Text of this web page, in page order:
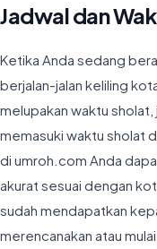
Jadwal dan
Ketika Anda sedang
berjalan-jalan keliling
melupakan waktu sholat,
memasuki waktu sholat
di umroh.com Anda
akurat sesuai dengan
sudah mendapatkan
merencanakan atau